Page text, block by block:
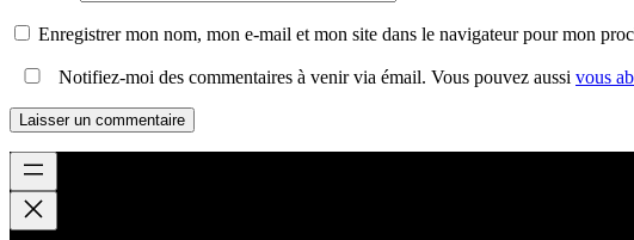
Enregistrer mon nom, mon e-mail et mon site dans le navigateur pour mon
Notifiez-moi des commentaires à venir via émail. Vous pouvez aussi vous